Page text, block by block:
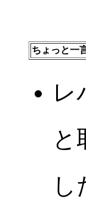
ちょっと一
レ
と